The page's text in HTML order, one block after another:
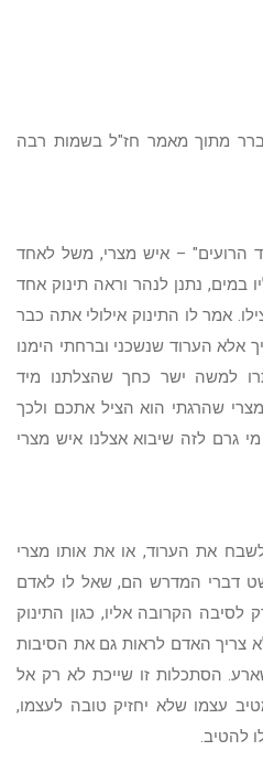
מתוך מאמר חז"ל בשמות רבה
הרועים" – איש מצרי, משל לאחד
במים, נתנן לנהר וראה תינוק אחד
אמר לו התינוק אילולי אתה כבר
אלא הערוד שנשכני וברחתי הימנו
למשה ישר כחך שהצלתנו מיד
שהרגתי הוא הציל אתכם ולכך
גרם לזה שיבוא אצלנו איש מצרי
את הערוד, או את אותו מצרי
דברי המדרש הם, שאל לו לאדם
הקרובה אליו, כגון התינוק
צריך האדם לראות גם את הסיבות
הסתכלות זו שייכת לא רק אל
עצמו שלא יחזיק טובה לעצמו,
להטיב.